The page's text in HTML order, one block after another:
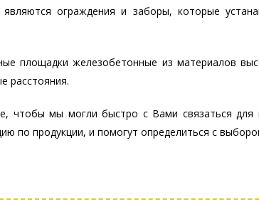
ограждения и заборы, которые
площадки железобетонные из материалов
расстояния.
чтобы мы могли быстро с Вами связаться для
по продукции, и помогут определиться с